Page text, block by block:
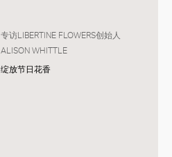
专访LIBERTINE FLOWERS创始人
ALISON WHITTLE
绽放节日花香